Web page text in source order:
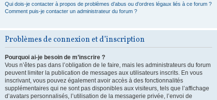
Qui dois-je contacter à propos de problèmes d’abus ou d’ordres légaux liés à ce forum ?
Comment puis-je contacter un administrateur du forum ?
Problèmes de connexion et d’inscription
Pourquoi ai-je besoin de m’inscrire ?
Vous n’êtes pas dans l’obligation de le faire, mais les administrateurs du forum
peuvent limiter la publication de messages aux utilisateurs inscrits. En vous
inscrivant, vous pouvez également avoir accès à des fonctionnalités
supplémentaires qui ne sont pas disponibles aux visiteurs, tels que l’affichage
d’avatars personnalisés, l’utilisation de la messagerie privée, l’envoi de